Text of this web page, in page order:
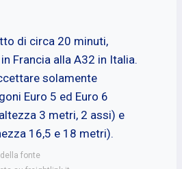
di circa 20 minuti,
Francia alla A32 in Italia.
solamente
Euro 5 ed Euro 6
3 metri, 2 assi) e
16,5 e 18 metri).
fonte